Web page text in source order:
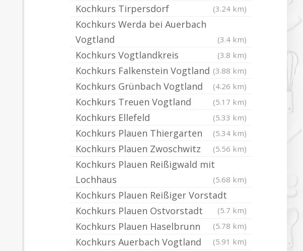
Kochkurs Tirpersdorf (3.24 km)
Kochkurs Werda bei Auerbach
Vogtland
(3.4 km)
Kochkurs Vogtlandkreis (3.8 km)
Kochkurs Falkenstein Vogtland (3.88 km)
Kochkurs Grünbach Vogtland (4.26 km)
Kochkurs Treuen Vogtland (5.17 km)
Kochkurs Ellefeld (5.33 km)
Kochkurs Plauen Thiergarten (5.34 km)
Kochkurs Plauen Zwoschwitz (5.56 km)
Kochkurs Plauen Reißigwald mit
Lochhaus
(5.68 km)
Kochkurs Plauen Reißiger Vorstadt
(5.7 km)
Kochkurs Plauen Ostvorstadt
(5.78 km)
Kochkurs Plauen Haselbrunn
(5.91 km)
Kochkurs Auerbach Vogtland